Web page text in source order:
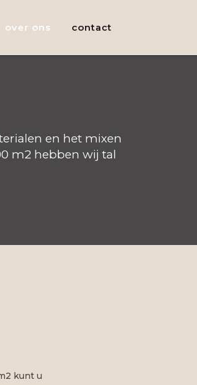
over ons contact
en het mixen
m2 hebben wij tal
kunt u